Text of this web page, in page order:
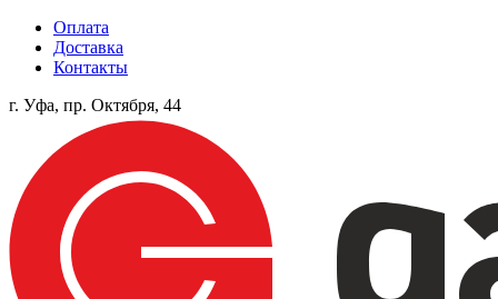
Оплата
Доставка
Контакты
г. Уфа, пр. Октября, 44